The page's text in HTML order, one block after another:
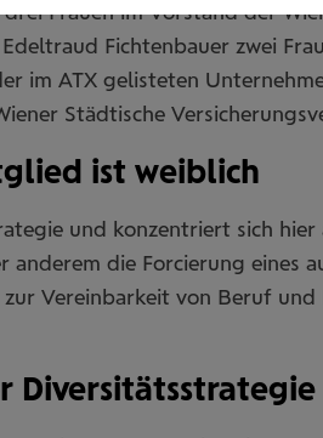
Frauen im Vorstand der
Fichtenbauer zwei
im ATX gelisteten
Städtische
ist weiblich
und konzentriert sich
anderem die Forcierung eines
Vereinbarkeit von Beruf
Diversitätsstrategie